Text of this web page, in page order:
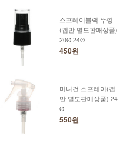
스프레이블랙 뚜껑
(캡만 별도판매상품)
20Ø,24Ø
450원
미니건 스프레이(캡
만 별도판매상품) 24
Ø
550원